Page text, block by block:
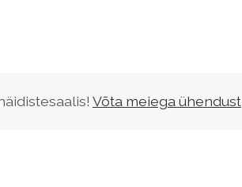
Võta meiega ühendust